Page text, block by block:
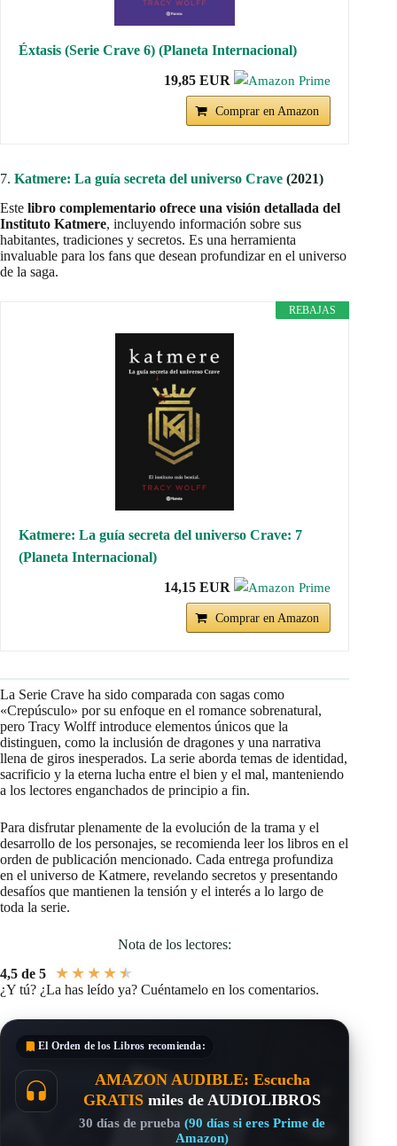
Éxtasis (Serie Crave 6) (Planeta Internacional)
19,85 EUR
Comprar en Amazon
7. Katmere: La guía secreta del universo Crave (2021)
Este libro complementario ofrece una visión detallada del
Instituto Katmere, incluyendo información sobre sus
habitantes, tradiciones y secretos. Es una herramienta
invaluable para los fans que desean profundizar en el universo
de la saga.
REBAJAS
Katmere: La guía secreta del universo Crave: 7
(Planeta Internacional)
14,15 EUR
Comprar en Amazon
La Serie Crave ha sido comparada con sagas como
«Crepúsculo» por su enfoque en el romance sobrenatural,
pero Tracy Wolff introduce elementos únicos que la
distinguen, como la inclusión de dragones y una narrativa
llena de giros inesperados. La serie aborda temas de identidad,
sacrificio y la eterna lucha entre el bien y el mal, manteniendo
a los lectores enganchados de principio a fin.
Para disfrutar plenamente de la evolución de la trama y el
desarrollo de los personajes, se recomienda leer los libros en el
orden de publicación mencionado. Cada entrega profundiza
en el universo de Katmere, revelando secretos y presentando
desafíos que mantienen la tensión y el interés a lo largo de
toda la serie.
Nota de los lectores:
4,5 de 5
★ ★ ★ ★ ★
¿Y tú? ¿La has leído ya? Cuéntamelo en los comentarios.
El Orden de los Libros recomienda:
AMAZON AUDIBLE: Escucha
GRATIS miles de AUDIOLIBROS
30 días de prueba(90 días si eres Prime de
Amazon)